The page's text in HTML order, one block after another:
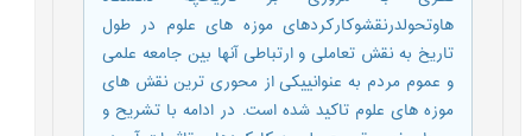
هاوتحولدرنقشوکارکردهای موزه های علوم در طول
تاریخ به نقش تعاملی و ارتباطی آنها بین جامعه علمی
و عموم مردم به عنوانییکی از محوری ترین نقش های
موزه های علوم تاکید شده است. در ادامه با تشریح و